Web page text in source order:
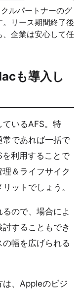
ルパートナーのグ
リース期間終了後
企業は安心して任
も導入し
ているAFS。特
であれば一括で
利用することで
＆ライフサイク
ットでしょう。
ので、場合によ
することもでき
幅を広げられる
は、Appleのビジ